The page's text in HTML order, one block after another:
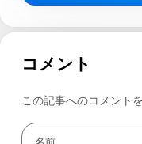
コメント
この記事へのコメント